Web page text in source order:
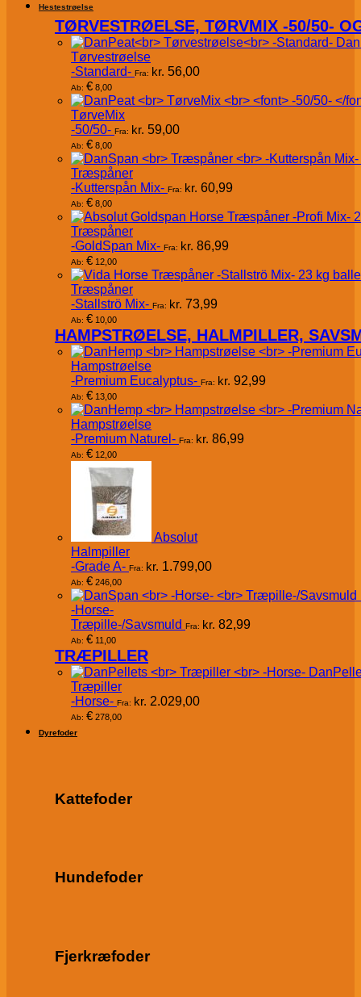
Hestestrøelse
TØRVESTRØELSE, TØRVMIX -50/50-
Tørvestrøelse
-Standard- Fra: kr. 56,00
Ab: € 8,00
TørveMix
-50/50- Fra: kr. 59,00
Ab: € 8,00
Træspåner
-Kutterspån Mix- Fra: kr. 60,99
Ab: € 8,00
Træspåner
-GoldSpan Mix- Fra: kr. 86,99
Ab: € 12,00
Træspåner
-Stallströ Mix- Fra: kr. 73,99
Ab: € 10,00
HAMPSTRØELSE, HALMPILLER,
Hampstrøelse
-Premium Eucalyptus- Fra: kr. 92,99
Ab: € 13,00
Hampstrøelse
-Premium Naturel- Fra: kr. 86,99
Ab: € 12,00
Absolut
Halmpiller
-Grade A- Fra: kr. 1.799,00
Ab: € 246,00
-Horse-
Træpille-/Savsmuld Fra: kr. 82,99
Ab: € 11,00
TRÆPILLER
Træpiller
-Horse- Fra: kr. 2.029,00
Ab: € 278,00
Dyrefoder
Kattefoder
Hundefoder
Fjerkræfoder